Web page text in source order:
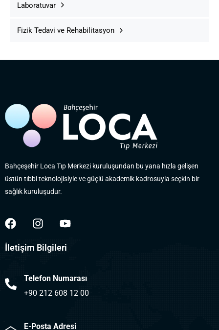
Laboratuvar
Fizik Tedavi ve Rehabilitasyon
Bahçeşehir Loca Tıp Merkezi kuruluşundan bu yana hızla gelişen
üstün tıbbi teknolojisiyle ve güçlü akademik kadrosuyla seçkin bir
sağlık kuruluşudur.
İletişim Bilgileri
Telefon Numarası
+90 212 608 12 00
E-Posta Adresi